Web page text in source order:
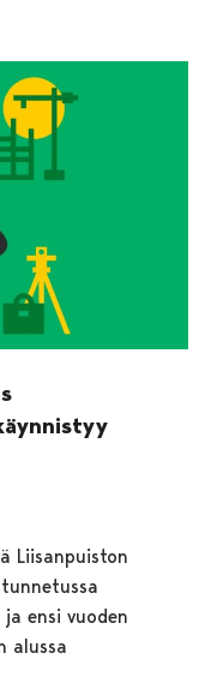
Liisanpuiston
ensi vuoden
alussa